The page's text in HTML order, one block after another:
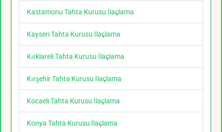
Kastamonu Tahta Kurusu İlaçlama
Kayseri Tahta Kurusu İlaçlama
Kırklareli Tahta Kurusu İlaçlama
Kırşehir Tahta Kurusu İlaçlama
Kocaeli Tahta Kurusu İlaçlama
Konya Tahta Kurusu İlaçlama